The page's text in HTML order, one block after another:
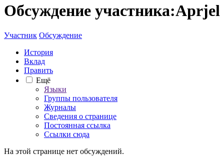
Обсуждение участника:Aprjel
Участник Обсуждение
История
Вклад
Править
Ещё
Языки
Группы пользователя
Журналы
Сведения о странице
Постоянная ссылка
Ссылки сюда
На этой странице нет обсуждений.